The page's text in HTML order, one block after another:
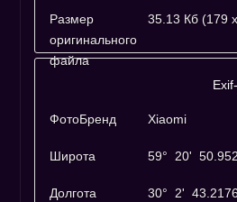
Размер
оригинального
файла
35.13 Кб (179
ФотоБренд Xiaomi
Широта 59° 20'
Долгота 30° 2'